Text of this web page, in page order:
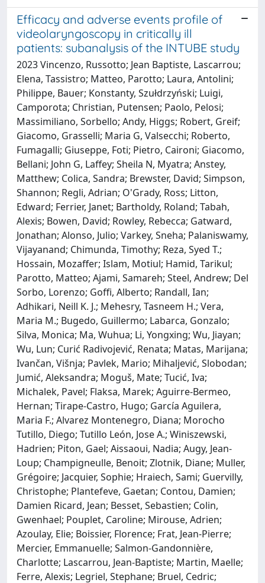
Efficacy and adverse events profile of
videolaryngoscopy in critically ill
patients: subanalysis of the INTUBE study
2023 Vincenzo, Russotto; Jean Baptiste, Lascarrou;
Elena, Tassistro; Matteo, Parotto; Laura, Antolini;
Philippe, Bauer; Konstanty, Szułdrzyński; Luigi,
Camporota; Christian, Putensen; Paolo, Pelosi;
Massimiliano, Sorbello; Andy, Higgs; Robert, Greif;
Giacomo, Grasselli; Maria G, Valsecchi; Roberto,
Fumagalli; Giuseppe, Foti; Pietro, Caironi; Giacomo,
Bellani; John G, Laffey; Sheila N, Myatra; Anstey,
Matthew; Colica, Sandra; Brewster, David; Simpson,
Shannon; Regli, Adrian; O'Grady, Ross; Litton,
Edward; Ferrier, Janet; Bartholdy, Roland; Tabah,
Alexis; Bowen, David; Rowley, Rebecca; Gatward,
Jonathan; Alonso, Julio; Varkey, Sneha; Palaniswamy,
Vijayanand; Chimunda, Timothy; Reza, Syed T.;
Hossain, Mozaffer; Islam, Motiul; Hamid, Tarikul;
Parotto, Matteo; Ajami, Samareh; Steel, Andrew; Del
Sorbo, Lorenzo; Goffi, Alberto; Randall, Ian;
Adhikari, Neill K. J.; Mehesry, Tasneem H.; Vera,
Maria M.; Bugedo, Guillermo; Labarca, Gonzalo;
Silva, Monica; Ma, Wuhua; Li, Yongxing; Wu, Jiayan;
Wu, Lun; Curić Radivojević, Renata; Matas, Marijana;
Ivančan, Višnja; Pavlek, Mario; Mihaljević, Slobodan;
Jumić, Aleksandra; Moguš, Mate; Tucić, Iva;
Michalek, Pavel; Flaksa, Marek; Aguirre-Bermeo,
Hernan; Tirape-Castro, Hugo; García Aguilera,
Maria F.; Alvarez Montenegro, Diana; Morocho
Tutillo, Diego; Tutillo León, Jose A.; Winiszewski,
Hadrien; Piton, Gael; Aissaoui, Nadia; Augy, Jean-
Loup; Champigneulle, Benoit; Zlotnik, Diane; Muller,
Grégoire; Jacquier, Sophie; Hraiech, Sami; Guervilly,
Christophe; Plantefeve, Gaetan; Contou, Damien;
Damien Ricard, Jean; Besset, Sebastien; Colin,
Gwenhael; Pouplet, Caroline; Mirouse, Adrien;
Azoulay, Elie; Boissier, Florence; Frat, Jean-Pierre;
Mercier, Emmanuelle; Salmon-Gandonnière,
Charlotte; Lascarrou, Jean-Baptiste; Martin, Maelle;
Ferre, Alexis; Legriel, Stephane; Bruel, Cedric;